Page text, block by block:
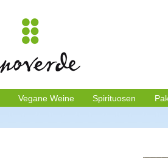
Vegane Weine Spirituosen